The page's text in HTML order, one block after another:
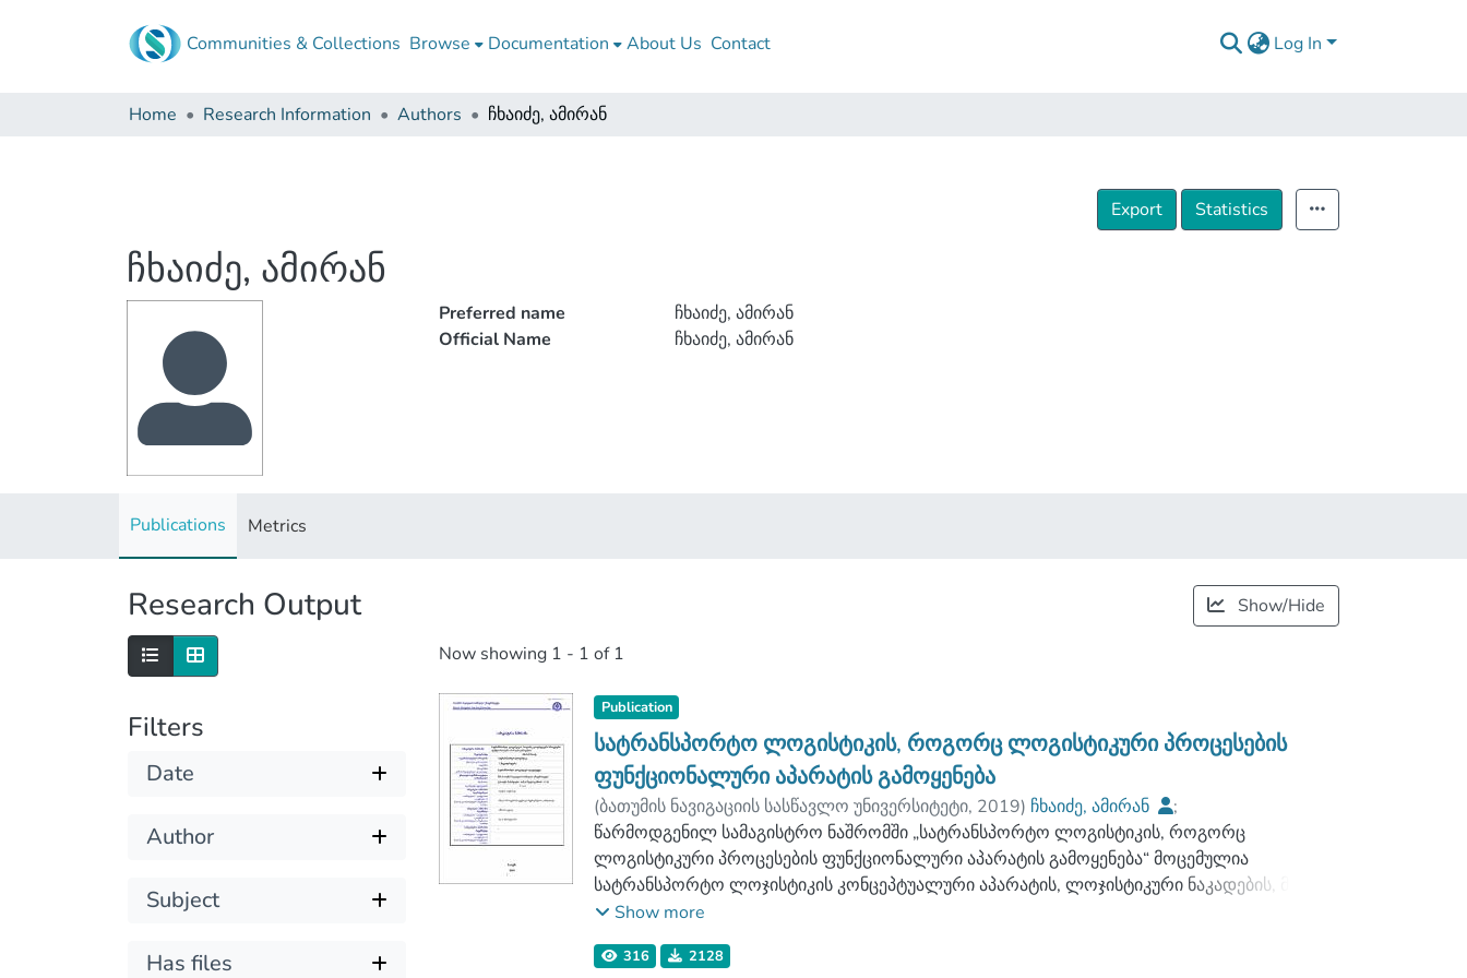
Communities & Collections Browse Documentation About Us Contact Log In
Home Research Information Authors ჩხაიძე, ამირან
Export Statistics
ჩხაიძე, ამირან
Preferred name
ჩხაიძე, ამირან
Official Name
ჩხაიძე, ამირან
Publications Metrics
Research Output Show/Hide
Filters
Date
Author
Subject
Has files
Now showing 1 - 1 of 1
Publication
სატრანსპორტო ლოგისტიკის, როგორც ლოგისტიკური პროცესების
ფუნქციონალური აპარატის გამოყენება
(ბათუმის ნავიგაციის სასწავლო უნივერსიტეტი, 2019) ჩხაიძე, ამირან
;
აფხაზავა, თენგიზ
;ლოგისტიკის ფაკულტეტი
;
ბათუმის ნავიგაციის სასწავლო უნივერსიტეტი
;დევაძე, ანზორ
წარმოდგენილ სამაგისტრო ნაშრომში „სატრანსპორტო ლოგისტიკის, როგორც
ლოგისტიკური პროცესების ფუნქციონალური აპარატის გამოყენება“ მოცემულია
სატრანსპორტო ლოჯისტიკის კონცეპტუალური აპარატის, ლოჯისტიკური ნაკადების, მათი
კლასიფიკაციის ლიტერატურული ანალიზი. გაანალიზებულია სატრანსპორტო პროცესებში
სისტემების ანალიზისა და სინთეზის პრობლემების გადაჭრის მეთოდოლოგიის საკითხების
Show more
316 2128